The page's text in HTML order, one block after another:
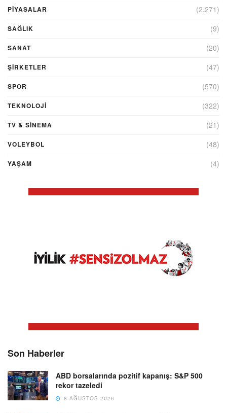
PİYASALAR (2.271)
SAĞLIK (9)
SANAT (20)
ŞIRKETLER (47)
SPOR (570)
TEKNOLOJİ (322)
TV & SINEMA (21)
VOLEYBOL (48)
YAŞAM (4)
Son Haberler
ABD borsalarında pozitif kapanış: S&P 500
rekor tazeledi
8 AĞUSTOS 2026